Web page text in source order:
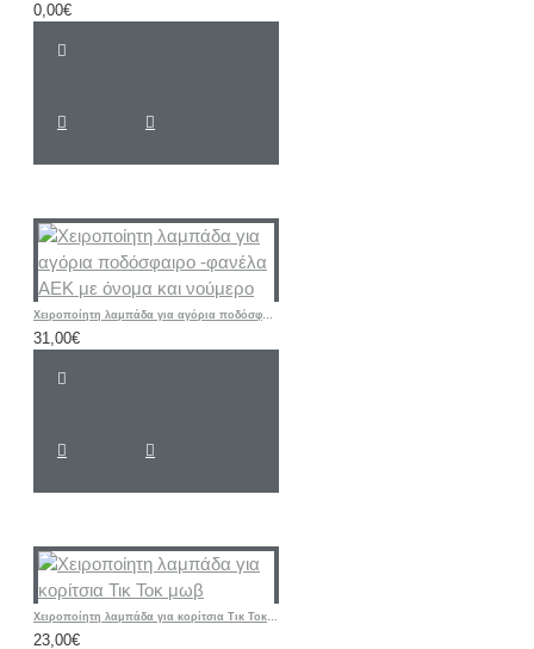
0,00€
Χειροποίητη λαμπάδα για αγόρια ποδόσφαιρο -φανέλα ΑΕΚ με όνομα και νούμερο
31,00€
Χειροποίητη λαμπάδα για κορίτσια Τικ Τοκ μωβ
23,00€